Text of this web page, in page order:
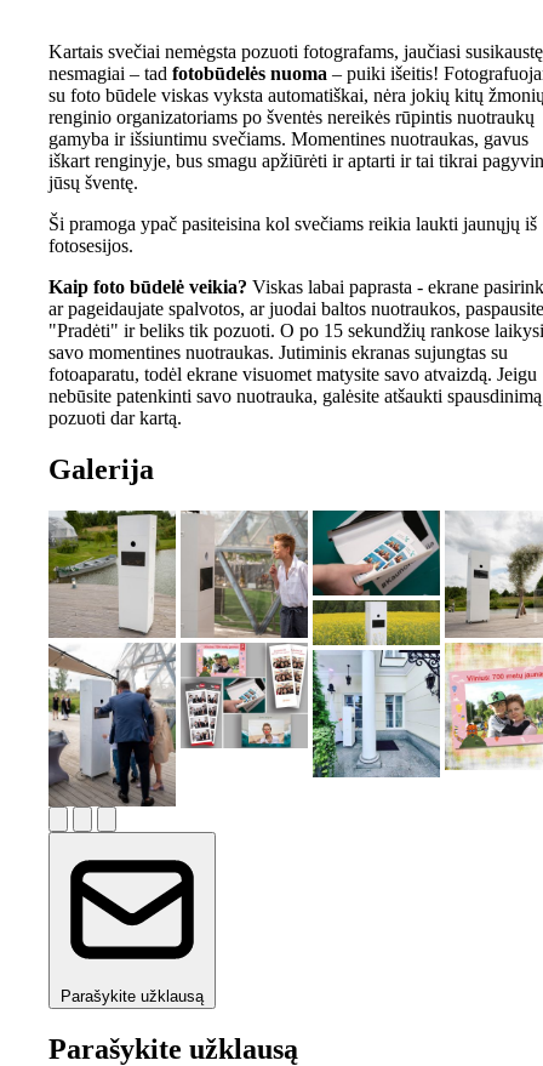
Kartais svečiai nemėgsta pozuoti fotografams, jaučiasi
nesmagiai – tad fotobūdelės nuoma – puiki išeitis!
su foto būdele viskas vyksta automatiškai, nėra jokių kitų
renginio organizatoriams po šventės nereikės rūpintis nuotraukų
gamyba ir išsiuntimu svečiams. Momentines nuotraukas, gavus
iškart renginyje, bus smagu apžiūrėti ir aptarti ir tai tikrai
jūsų šventę.
Ši pramoga ypač pasiteisina kol svečiams reikia laukti jaunųjų iš
fotosesijos.
Kaip foto būdelė veikia? Viskas labai paprasta - ekrane
ar pageidaujate spalvotos, ar juodai baltos nuotraukos, paspausite
"Pradėti" ir beliks tik pozuoti. O po 15 sekundžių rankose
savo momentines nuotraukas. Jutiminis ekranas sujungtas su
fotoaparatu, todėl ekrane visuomet matysite savo atvaizdą. Jeigu
nebūsite patenkinti savo nuotrauka, galėsite atšaukti
pozuoti dar kartą.
Galerija
Parašykite užklausą
Parašykite užklausą